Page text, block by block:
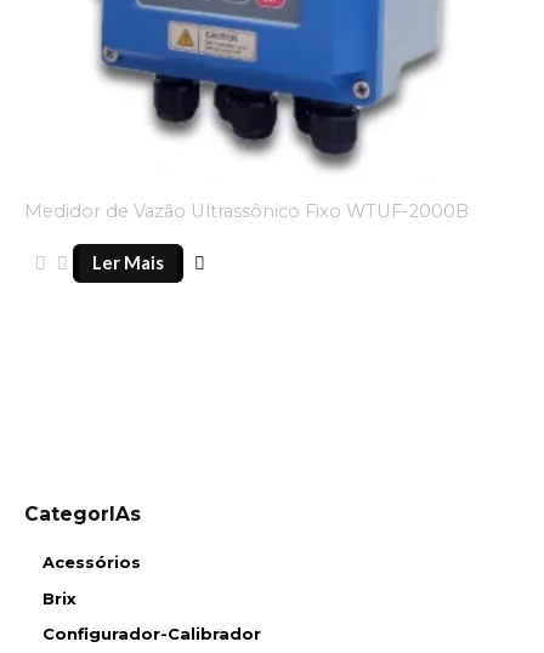
CategorIAs
Acessórios
Brix
Configurador-Calibrador
Medidor de Vazão Ultrassônico Fixo WTUF-2000B
Ler Mais